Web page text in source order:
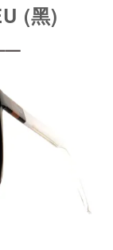
(黑)